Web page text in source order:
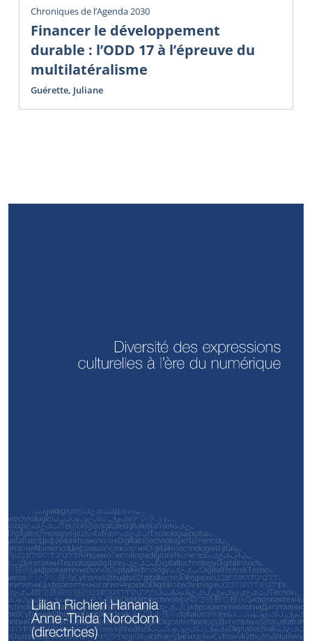
Chroniques de l’Agenda 2030
Financer le développement
durable : l’ODD 17 à l’épreuve du
multilatéralisme
Guérette, Juliane